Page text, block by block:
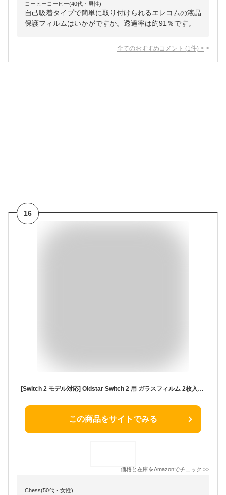
コーヒーコーヒー(40代・男性)
自己吸着タイプで簡単に取り付けられるエレコムの液晶
保護フィルムはいかがですか。透過率は約91％です。
全てのおすすめコメント (1 件) >
16
[Switch 2 モデル対応] Oldstar Switch 2 用 ガラスフィルム 2枚入り 画面 保護フィルム 2025強化ガラス 高硬度9H 日本硝子素材 指紋防止 耐衝撃 飛散防止 2.5Dラウンドエッジ加工 気泡ゼロ 自動吸着 ドック対応
この商品をサイトでみる
価格と在庫をAmazonでチェック >>
Chess(50代・女性)